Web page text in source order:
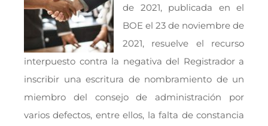
de 2021, publicada en el
BOE el 23 de noviembre de
2021, resuelve el recurso
interpuesto contra la negativa del Registrador a
inscribir una escritura de nombramiento de un
miembro del consejo de administración por
varios defectos, entre ellos, la falta de constancia